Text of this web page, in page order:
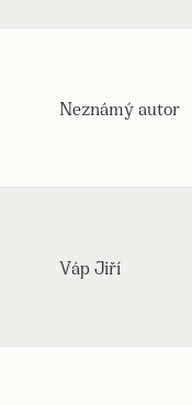
Neznámý autor
Váp Jiří